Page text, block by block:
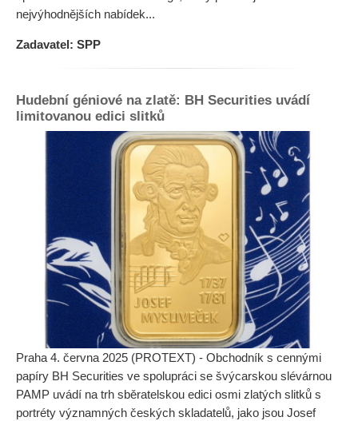
nejvýhodnějších nabídek...
Zadavatel: SPP
Hudební géniové na zlatě: BH Securities uvádí
limitovanou edici slitků
Praha 4. června 2025 (PROTEXT) - Obchodník s cennými
papíry BH Securities ve spolupráci se švýcarskou slévárnou
PAMP uvádí na trh sběratelskou edici osmi zlatých slitků s
portréty významných českých skladatelů, jako jsou Josef